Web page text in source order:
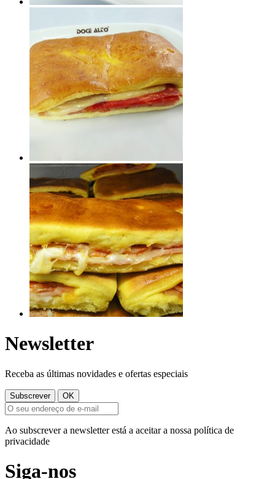
Newsletter
Receba as últimas novidades e ofertas especiais
Ao subscrever a newsletter está a aceitar a nossa política de
privacidade
Siga-nos